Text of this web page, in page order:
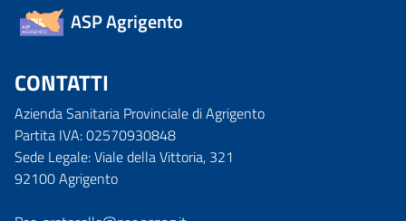
ASP Agrigento
CONTATTI
Azienda Sanitaria Provinciale di Agrigento
Partita IVA: 02570930848
Sede Legale: Viale della Vittoria, 321
92100 Agrigento